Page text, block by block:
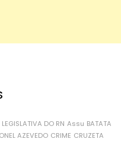
DO RN Assu BATATA
AZEVEDO CRIME CRUZETA